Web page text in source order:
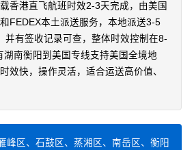
香港直飞航班时效2-3天完成，由美国
FEDEX本土派送服务，本地派送3-5
并有签收记录可查，整体时效控制在8-
湖南衡阳到美国专线支持美国全境地
效快，操作灵活，适合运送高价值、
峰区、石鼓区、蒸湘区、南岳区、衡阳